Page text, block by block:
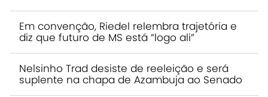
Em convenção, Riedel relembra trajetória e
diz que futuro de MS está “logo ali”
Nelsinho Trad desiste de reeleição e será
suplente na chapa de Azambuja ao Senado